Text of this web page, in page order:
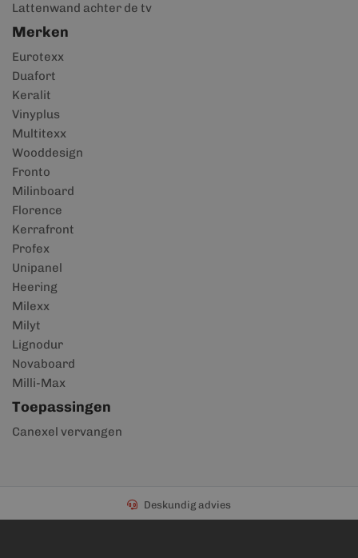
Lattenwand achter de tv
Merken
Eurotexx
Duafort
Keralit
Vinyplus
Multitexx
Wooddesign
Fronto
Milinboard
Florence
Kerrafront
Profex
Unipanel
Heering
Milexx
Milyt
Lignodur
Novaboard
Milli-Max
Toepassingen
Canexel vervangen
Deskundig advies